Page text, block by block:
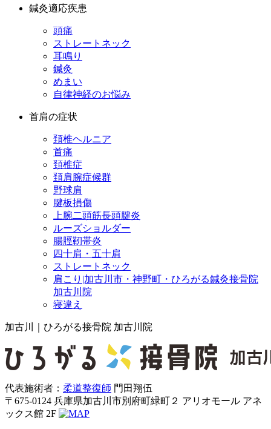
鍼灸適応疾患
頭痛
ストレートネック
耳鳴り
鍼灸
めまい
自律神経のお悩み
首肩の症状
頚椎ヘルニア
首痛
頚椎症
頚肩腕症候群
野球肩
腱板損傷
上腕二頭筋長頭腱炎
ルーズショルダー
腸脛靭帯炎
四十肩・五十肩
ストレートネック
肩こり|加古川市・神野町・ひろがる鍼灸接骨院
加古川院
寝違え
加古川｜ひろがる接骨院 加古川院
代表施術者： 柔道整復師 門田翔伍
〒675-0124 兵庫県加古川市別府町緑町２ アリオモール アネ
ックス館 2F